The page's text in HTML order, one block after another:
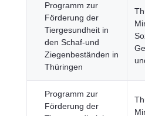
Programm zur
Förderung der
Tiergesundheit in
den Schaf-und
Ziegenbeständen in
Thüringen
Programm zur
Förderung der